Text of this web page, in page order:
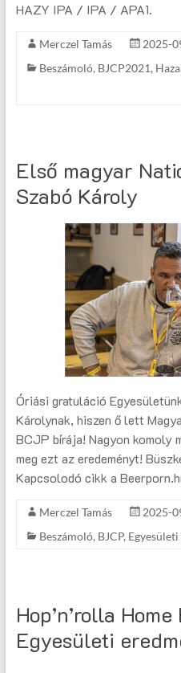
HAZY IPA / IPA / APA1.
Merczel Tamás
2025-
Beszámoló, BJCP2021,
Első magyar
Szabó Károly
Óriási gratuláció
Károlynak, hiszen ő lett
BCJP bírája! Nagyon komoly
meg ezt az eredeményt!
Kapcsolodó cikk a
Merczel Tamás
2025-
Beszámoló, BJCP, Egyesületi
Hop’n’rolla
Egyesületi